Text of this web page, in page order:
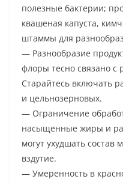
полезные бактерии;
квашеная капуста,
штаммы для
— Разнообразие
флоры тесно связано с
Старайтесь включать
и цельнозерновых.
— Ограничение
насыщенные жиры и
могут ухудшать
вздутие.
— Умеренность в